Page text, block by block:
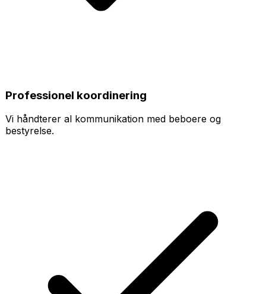
Professionel koordinering
Vi håndterer al kommunikation med beboere og
bestyrelse.